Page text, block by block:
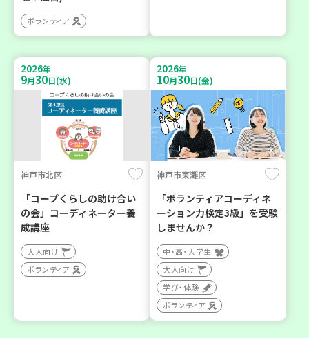
ボランティア
2026年
9月30日(水)
神戸市北区
「コープくらしの助け合い
の会」コーディネーター養
成講座
大人向け
ボランティア
2026年
10月30日(金)
神戸市東灘区
「ボランティアコーディネ
ーション力検定3級」を受験
しませんか？
中・高・大学生
大人向け
学び・体験
ボランティア